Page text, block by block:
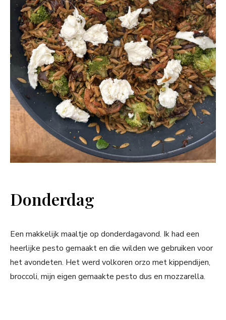
Donderdag
Een makkelijk maaltje op donderdagavond. Ik had een
heerlijke pesto gemaakt en die wilden we gebruiken voor
het avondeten. Het werd volkoren orzo met kippendijen,
broccoli, mijn eigen gemaakte pesto dus en mozzarella.